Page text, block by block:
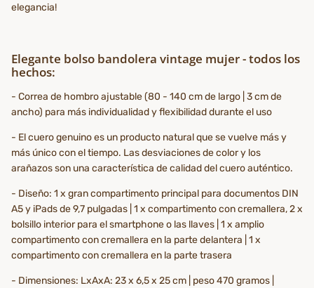
elegancia!
Elegante bolso bandolera vintage mujer - todos los
hechos:
- Correa de hombro ajustable (80 - 140 cm de largo | 3 cm de
ancho) para más individualidad y flexibilidad durante el uso
- El cuero genuino es un producto natural que se vuelve más y
más único con el tiempo. Las desviaciones de color y los
arañazos son una característica de calidad del cuero auténtico.
- Diseño: 1 x gran compartimento principal para documentos DIN
A5 y iPads de 9,7 pulgadas | 1 x compartimento con cremallera, 2 x
bolsillo interior para el smartphone o las llaves | 1 x amplio
compartimento con cremallera en la parte delantera | 1 x
compartimento con cremallera en la parte trasera
- Dimensiones: LxAxA: 23 x 6,5 x 25 cm | peso 470 gramos |